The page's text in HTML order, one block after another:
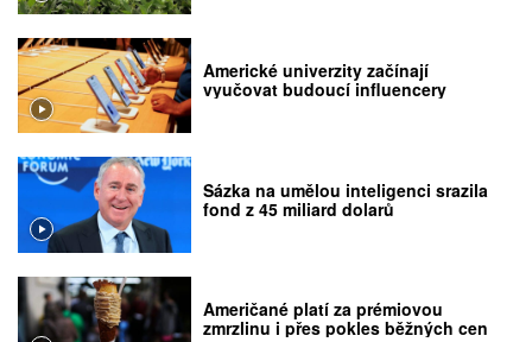
Americké univerzity začínají
vyučovat budoucí influencery
Sázka na umělou inteligenci srazila
fond z 45 miliard dolarů
Američané platí za prémiovou
zmrzlinu i přes pokles běžných cen